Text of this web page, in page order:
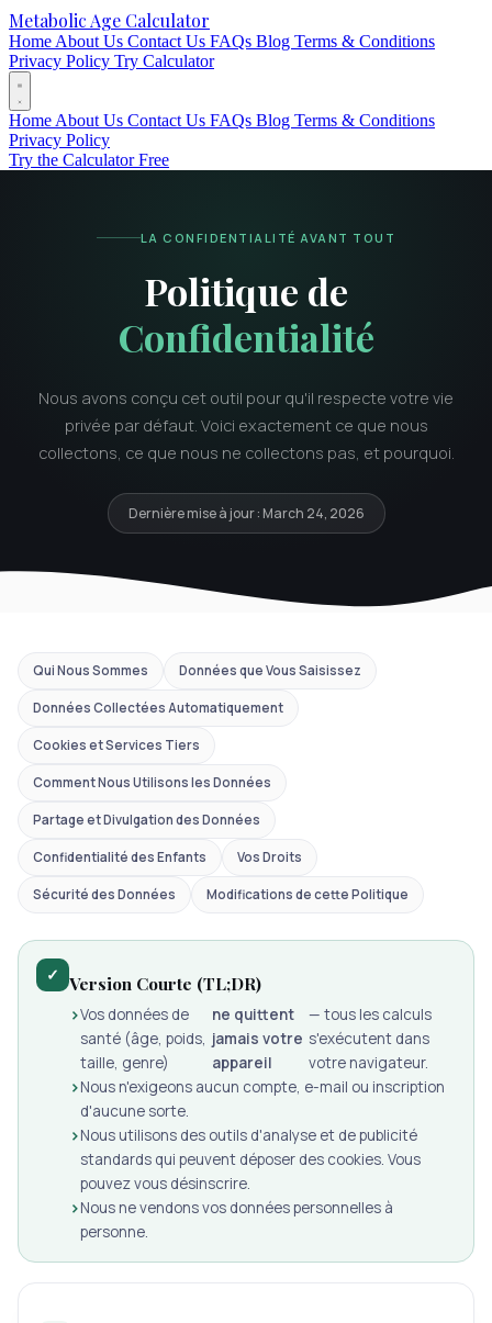
Metabolic Age Calculator
Home About Us Contact Us FAQs Blog Terms & Conditions
Privacy Policy Try Calculator
Home About Us Contact Us FAQs Blog Terms & Conditions
Privacy Policy
Try the Calculator Free
LA CONFIDENTIALITÉ AVANT TOUT
Politique de
Confidentialité
Nous avons conçu cet outil pour qu'il respecte votre vie
privée par défaut. Voici exactement ce que nous
collectons, ce que nous ne collectons pas, et pourquoi.
Dernière mise à jour : March 24, 2026
Qui Nous Sommes Données que Vous Saisissez
Données Collectées Automatiquement
Cookies et Services Tiers
Comment Nous Utilisons les Données
Partage et Divulgation des Données
Confidentialité des Enfants Vos Droits
Sécurité des Données Modifications de cette Politique
✓ Version Courte (TL;DR)
Vos données de
santé (âge, poids,
taille, genre)
ne quittent
jamais votre
appareil
— tous les calculs
s'exécutent dans
votre navigateur.
Nous n'exigeons aucun compte, e-mail ou inscription
d'aucune sorte.
Nous utilisons des outils d'analyse et de publicité
standards qui peuvent déposer des cookies. Vous
pouvez vous désinscrire.
Nous ne vendons vos données personnelles à
personne.